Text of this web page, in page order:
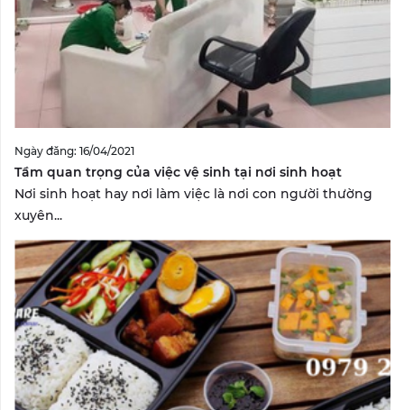
Ngày đăng: 16/04/2021
Tầm quan trọng của việc vệ sinh tại nơi sinh hoạt
Nơi sinh hoạt hay nơi làm việc là nơi con người thường
xuyên...